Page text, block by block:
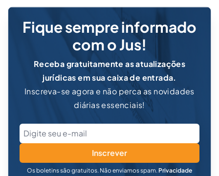
Fique sempre informado
com o Jus!
Receba gratuitamente as atualizações
jurídicas em sua caixa de entrada.
Inscreva-se agora e não perca as novidades
diárias essenciais!
Inscrever
Os boletins são gratuitos. Não enviamos spam. Privacidade